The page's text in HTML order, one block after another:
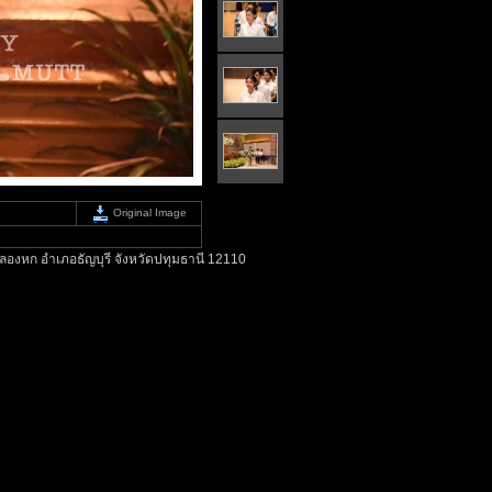
Original Image
องหก อำเภอธัญบุรี จังหวัดปทุมธานี 12110